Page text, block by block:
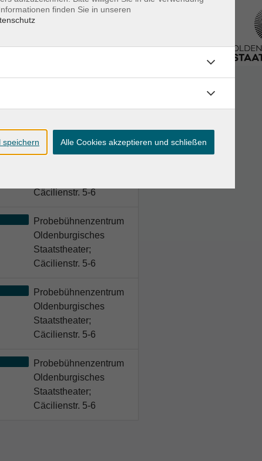
Probebühnenzentrum
Cäcilienstr. 5-6
Probebühnenzentrum
Oldenburgisches
Staatstheater;
Cäcilienstr. 5-6
Probebühnenzentrum
Oldenburgisches
Staatstheater;
Cäcilienstr. 5-6
Probebühnenzentrum
Oldenburgisches
Staatstheater;
Cäcilienstr. 5-6
finden Sie in unseren
speichern Alle Cookies akzeptieren und schließen